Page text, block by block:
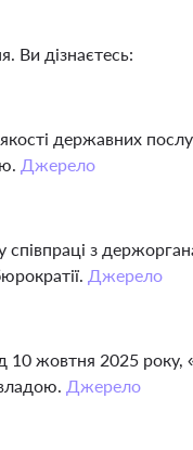
Ви дізнаєтесь:
державних
Джерело
з
Джерело
10 жовтня 2025 року,
Джерело